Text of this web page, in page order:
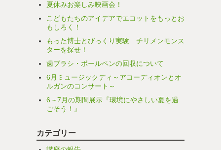
夏休みお楽しみ映画会！
こどもたちのアイデアでエコットをもっとお
もしろく！
もった博士とびっくり実験 チリメンモンス
ターを探せ！
歯ブラシ・ボールペンの回収について
6月ミュージックディ～アコーディオンとオ
ルガンのコンサート～
6～7月の期間展示『環境にやさしい夏を過
ごそう！』
カテゴリー